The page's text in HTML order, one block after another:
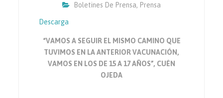
Boletines De Prensa, Prensa
Descarga
“VAMOS A SEGUIR EL MISMO CAMINO QUE
TUVIMOS EN LA ANTERIOR VACUNACIÓN,
VAMOS EN LOS DE 15 A 17 AÑOS”, CUÉN
OJEDA